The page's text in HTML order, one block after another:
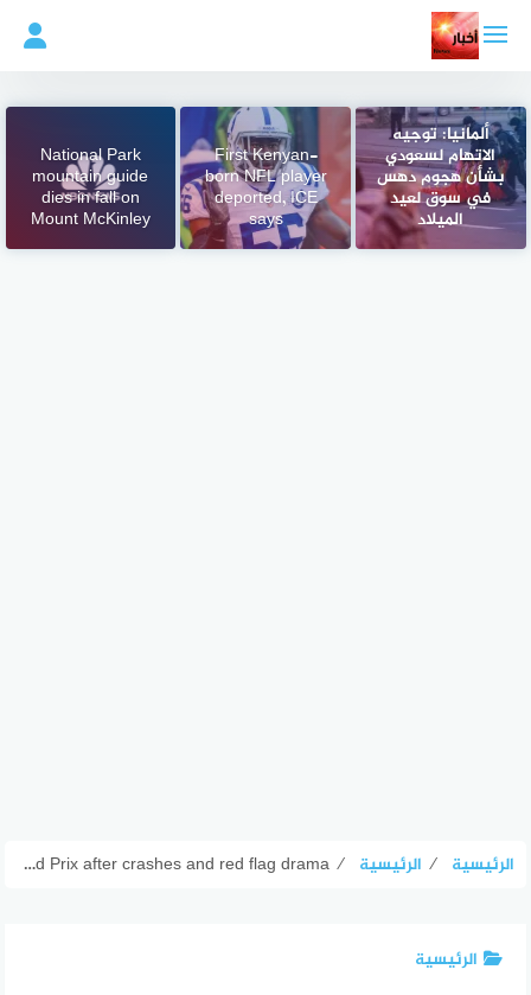
المحتوى
ألمانيا: توجيه
الاتهام لسعودي
بشأن هجوم دهس
في سوق لعيد
الميلاد
First Kenyan-
born NFL player
deported, ICE
says
National Park
mountain guide
dies in fall on
Mount McKinley
الرئيسية ⁄ الرئيسية ⁄
Kimi Antonelli wins Formula 1 Monaco Grand Prix after crashes and red flag drama
الرئيسية